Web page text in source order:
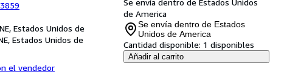
Estados Unidos de
Estados Unidos de
el vendedor
Se envía dentro de Estados Unidos
de America
Se envía dentro de Estados
Unidos de America
Cantidad disponible: 1 disponibles
Añadir al carrito